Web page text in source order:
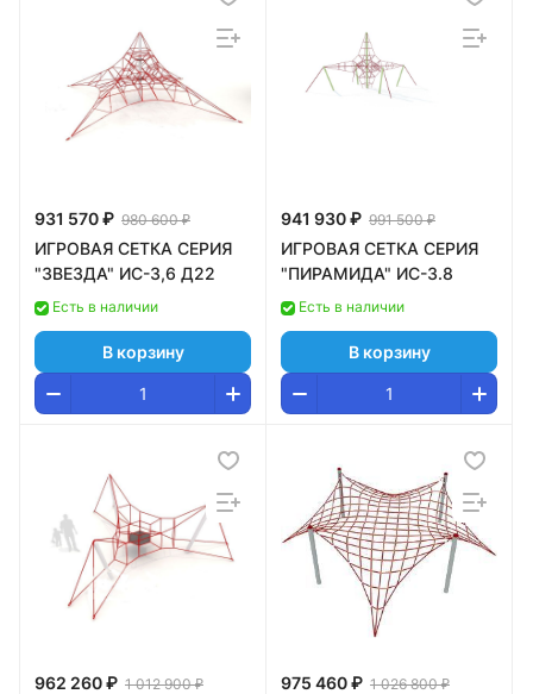
931 570 ₽ 980 600 ₽
ИГРОВАЯ СЕТКА СЕРИЯ
"ЗВЕЗДА" ИС-3,6 Д22
Есть в наличии
В корзину
941 930 ₽ 991 500 ₽
ИГРОВАЯ СЕТКА СЕРИЯ
"ПИРАМИДА" ИС-3.8
Есть в наличии
В корзину
962 260 ₽ 1 012 900 ₽ 975 460 ₽ 1 026 800 ₽